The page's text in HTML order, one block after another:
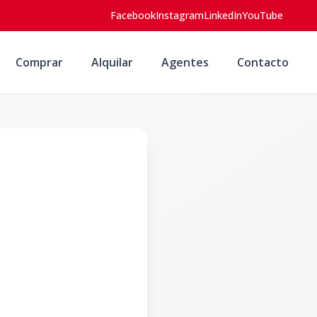
FacebookInstagramLinkedInYouTube
Comprar Alquilar Agentes Contacto